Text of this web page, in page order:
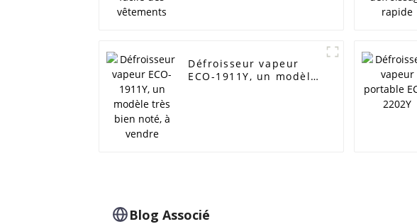
Défroisseur vapeur
ECO-1911Y, un modèle
Blog Associé